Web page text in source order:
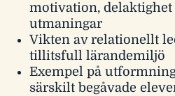
motivation,
utmaningar
Vikten av relationellt
tillitsfull lärandemiljö
Exempel på
särskilt begåvade